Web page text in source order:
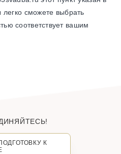
легко сможете выбрать
соответствует вашим
К